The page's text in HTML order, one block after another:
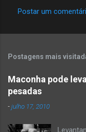
o
n
t
á
Postar um
Postagens mais
Maconha pode
pesadas
-julho 17, 2010